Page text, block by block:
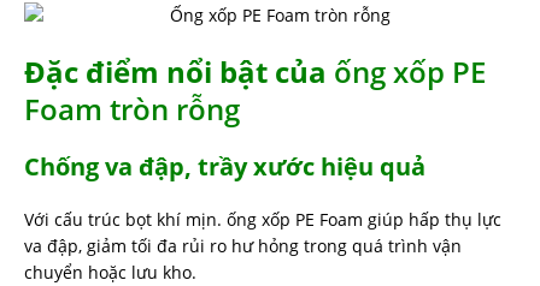
Đặc điểm nổi bật của ống xốp PE
Foam tròn rỗng
Chống va đập, trầy xước hiệu quả
Với cấu trúc bọt khí mịn. ống xốp PE Foam giúp hấp thụ lực
va đập, giảm tối đa rủi ro hư hỏng trong quá trình vận
chuyển hoặc lưu kho.